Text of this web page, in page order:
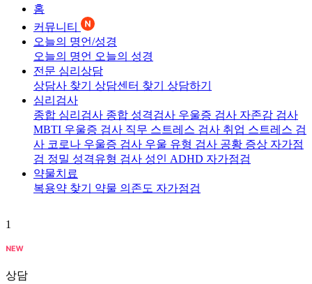
홈
커뮤니티
오늘의 명언/성경
오늘의 명언 오늘의 성경
전문 심리상담
상담사 찾기 상담센터 찾기 상담하기
심리검사
종합 심리검사 종합 성격검사 우울증 검사 자존감 검사
MBTI 우울증 검사 직무 스트레스 검사 취업 스트레스 검
사 코로나 우울증 검사 우울 유형 검사 공황 증상 자가점
검 정밀 성격유형 검사 성인 ADHD 자가점검
약물치료
복용약 찾기 약물 의존도 자가점검
1
상담